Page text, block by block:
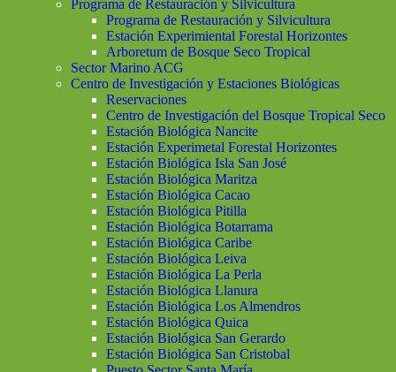
Programa de Restauración y Silvicultura
Programa de Restauración y Silvicultura
Estación Experimiental Forestal Horizontes
Arboretum de Bosque Seco Tropical
Sector Marino ACG
Centro de Investigación y Estaciones Biológicas
Reservaciones
Centro de Investigación del Bosque Tropical Seco
Estación Biológica Nancite
Estación Experimetal Forestal Horizontes
Estación Biológica Isla San José
Estación Biológica Maritza
Estación Biológica Cacao
Estación Biológica Pitilla
Estación Biológica Botarrama
Estación Biológica Caribe
Estación Biológica Leiva
Estación Biológica La Perla
Estación Biológica Llanura
Estación Biológica Los Almendros
Estación Biológica Quica
Estación Biológica San Gerardo
Estación Biológica San Cristobal